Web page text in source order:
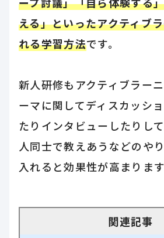
える」といったアクティブ
れる学習方法です。
新人研修もアクティブラー
ーマに関してディスカッシ
たりインタビューしたりし
人同士で教えあうなどのや
入れると効果性が高まります